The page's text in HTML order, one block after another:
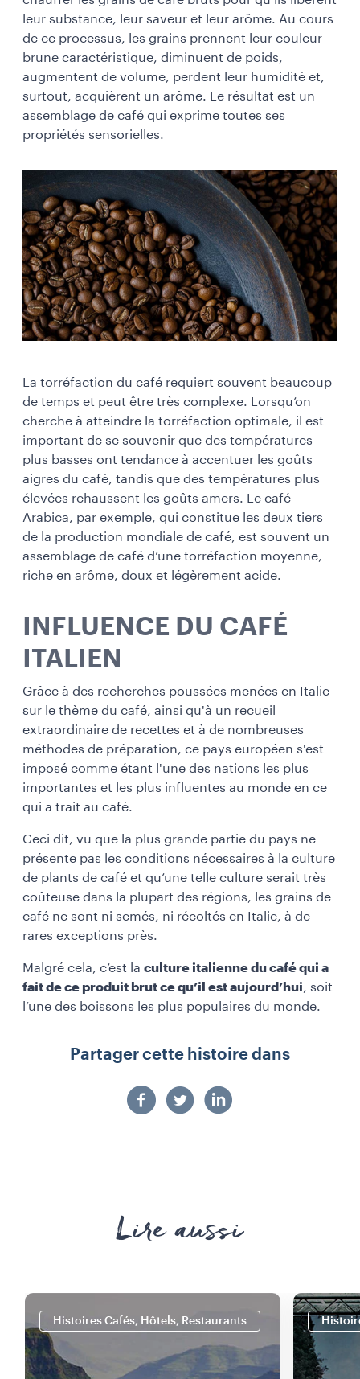
leur substance, leur saveur et leur arôme. Au cours
de ce processus, les grains prennent leur couleur
brune caractéristique, diminuent de poids,
augmentent de volume, perdent leur humidité et,
surtout, acquièrent un arôme. Le résultat est un
assemblage de café qui exprime toutes ses
propriétés sensorielles.
La torréfaction du café requiert souvent beaucoup
de temps et peut être très complexe. Lorsqu’on
cherche à atteindre la torréfaction optimale, il est
important de se souvenir que des températures
plus basses ont tendance à accentuer les goûts
aigres du café, tandis que des températures plus
élevées rehaussent les goûts amers. Le café
Arabica, par exemple, qui constitue les deux tiers
de la production mondiale de café, est souvent un
assemblage de café d’une torréfaction moyenne,
riche en arôme, doux et légèrement acide.
INFLUENCE DU CAFÉ
ITALIEN
Grâce à des recherches poussées menées en Italie
sur le thème du café, ainsi qu'à un recueil
extraordinaire de recettes et à de nombreuses
méthodes de préparation, ce pays européen s'est
imposé comme étant l'une des nations les plus
importantes et les plus influentes au monde en ce
qui a trait au café.
Ceci dit, vu que la plus grande partie du pays ne
présente pas les conditions nécessaires à la culture
de plants de café et qu’une telle culture serait très
coûteuse dans la plupart des régions, les grains de
café ne sont ni semés, ni récoltés en Italie, à de
rares exceptions près.
Malgré cela, c’est la culture italienne du café qui a
fait de ce produit brut ce qu’il est aujourd’hui, soit
l’une des boissons les plus populaires du monde.
Partager cette histoire dans
Lire aussi
Histoires Cafés, Hôtels, Restaurants